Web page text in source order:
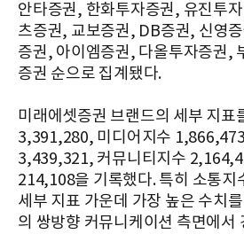
안타증권, 한화투자증권, 유진투
츠증권, 교보증권, DB증권, 신영
증권, 아이엠증권, 다올투자증권,
증권 순으로 집계됐다.
미래에셋증권 브랜드의 세부 지표
3,391,280, 미디어지수
3,439,321, 커뮤니티지수
214,108을 기록했다. 특히 소통지
세부 지표 가운데 가장 높은 수치
의 쌍방향 커뮤니케이션 측면에서